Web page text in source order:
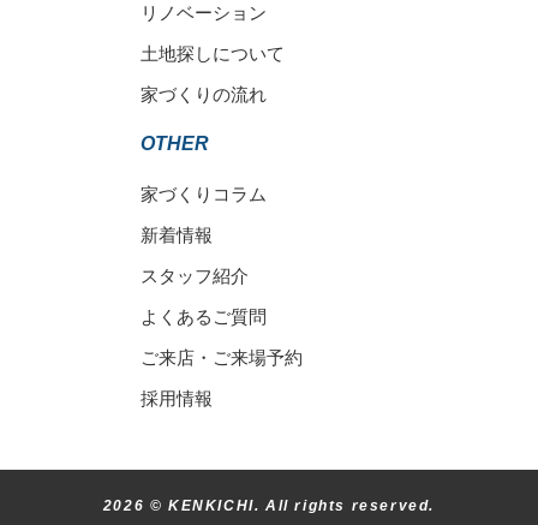
リノベーション
土地探しについて
家づくりの流れ
OTHER
家づくりコラム
新着情報
スタッフ紹介
よくあるご質問
ご来店・ご来場予約
採用情報
2026 ©︎ KENKICHI. All rights reserved.